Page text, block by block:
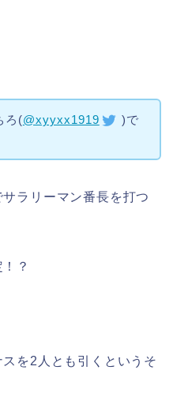
ろ(@xyyxx1919
)で
ラリーマン番長を打つ
？
を2人とも引くというそ